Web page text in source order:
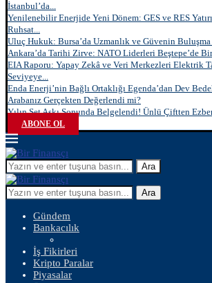
İstanbul’da...
Yenilenebilir Enerjide Yeni Dönem: GES ve RES
Ruhsat...
Uluç Hukuk: Bursa’da Uzmanlık ve Güvenin Buluşma
Ankara’da Tarihi Zirve: NATO Liderleri Beştepe’de
EIA Raporu: Yapay Zekâ ve Veri Merkezleri Elektrik
Seviyeye...
Enda Enerji’nin Bağlı Ortaklığı Egenda’dan Dev
Arabanız Gerçekten Değerlendi mi?
Yılın Set Aşkı Sonunda Belgelendi! Ünlü Çiftten
ABONE OL
Ara
Ara
Gündem
Bankacılık
İş Fikirleri
Kripto Paralar
Piyasalar